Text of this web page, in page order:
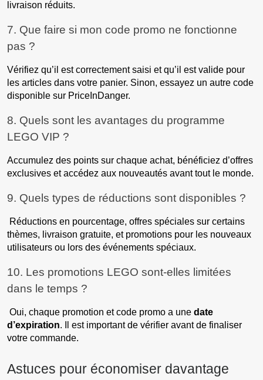
livraison réduits.
7. Que faire si mon code promo ne fonctionne
pas ?
Vérifiez qu’il est correctement saisi et qu’il est valide pour
les articles dans votre panier. Sinon, essayez un autre code
disponible sur PriceInDanger.
8. Quels sont les avantages du programme
LEGO VIP ?
Accumulez des points sur chaque achat, bénéficiez d’offres
exclusives et accédez aux nouveautés avant tout le monde.
9. Quels types de réductions sont disponibles ?
Réductions en pourcentage, offres spéciales sur certains
thèmes, livraison gratuite, et promotions pour les nouveaux
utilisateurs ou lors des événements spéciaux.
10. Les promotions LEGO sont-elles limitées
dans le temps ?
Oui, chaque promotion et code promo a une date
d’expiration. Il est important de vérifier avant de finaliser
votre commande.
Astuces pour économiser davantage